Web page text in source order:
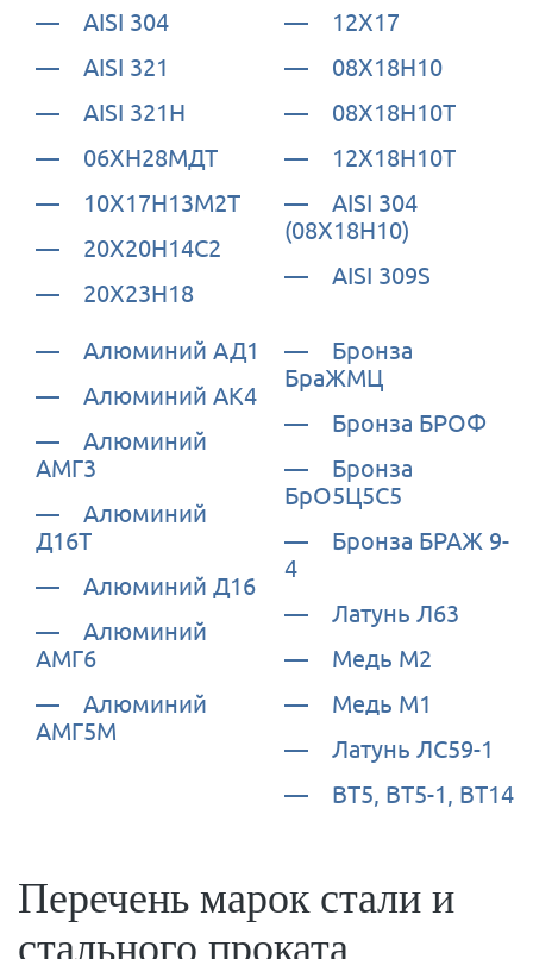
AISI 304
AISI 321
AISI 321H
06ХН28МДТ
10Х17Н13М2Т
20Х20Н14С2
20Х23Н18
12Х17
08Х18Н10
08Х18Н10Т
12Х18Н10Т
AISI 304
(08Х18Н10)
AISI 309S
Алюминий АД1
Алюминий АК4
Алюминий
АМГ3
Алюминий
Д16Т
Алюминий Д16
Алюминий
АМГ6
Алюминий
АМГ5М
Бронза
БраЖМЦ
Бронза БРОФ
Бронза
БрО5Ц5С5
Бронза БРАЖ 9-
4
Латунь Л63
Медь М2
Медь М1
Латунь ЛС59-1
ВТ5, ВТ5-1, ВТ14
Перечень марок стали и
стального проката